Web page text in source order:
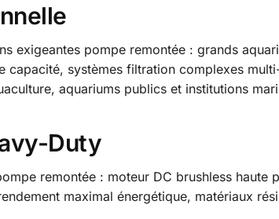
exigeantes pompe remontée : grands
capacité, systèmes filtration complexes
aquariums publics et institutions
Duty
remontée : moteur DC brushless haute
maximal énergétique, matériaux